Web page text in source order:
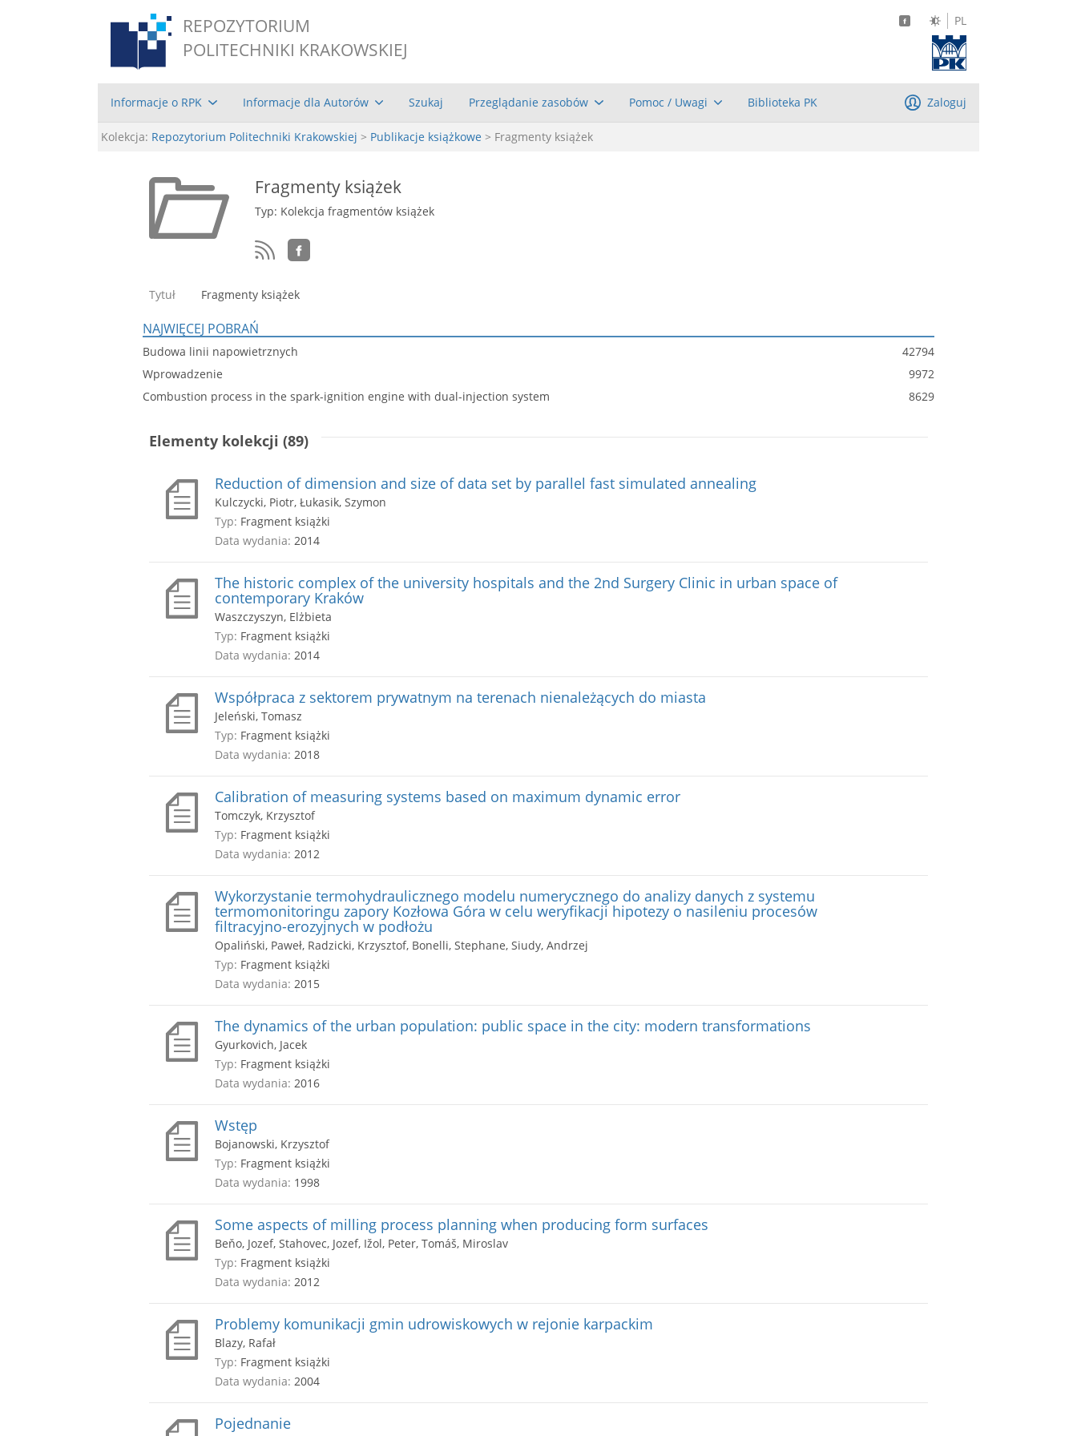
REPOZYTORIUM
POLITECHNIKI KRAKOWSKIEJ
PL
Informacje o RPK Informacje dla Autorów Szukaj Przeglądanie zasobów Pomoc / Uwagi Biblioteka PK Zaloguj
Kolekcja: Repozytorium Politechniki Krakowskiej > Publikacje książkowe > Fragmenty książek
Fragmenty książek
Typ: Kolekcja fragmentów książek
Tytuł Fragmenty książek
NAJWIĘCEJ POBRAŃ
Budowa linii napowietrznych
42794
Wprowadzenie
9972
Combustion process in the spark-ignition engine with dual-injection system
8629
Elementy kolekcji (89)
Reduction of dimension and size of data set by parallel fast simulated annealing
Kulczycki, Piotr, Łukasik, Szymon
Typ: Fragment książki
Data wydania: 2014
The historic complex of the university hospitals and the 2nd Surgery Clinic in urban space of
contemporary Kraków
Waszczyszyn, Elżbieta
Typ: Fragment książki
Data wydania: 2014
Współpraca z sektorem prywatnym na terenach nienależących do miasta
Jeleński, Tomasz
Typ: Fragment książki
Data wydania: 2018
Calibration of measuring systems based on maximum dynamic error
Tomczyk, Krzysztof
Typ: Fragment książki
Data wydania: 2012
Wykorzystanie termohydraulicznego modelu numerycznego do analizy danych z systemu
termomonitoringu zapory Kozłowa Góra w celu weryfikacji hipotezy o nasileniu procesów
filtracyjno-erozyjnych w podłożu
Opaliński, Paweł, Radzicki, Krzysztof, Bonelli, Stephane, Siudy, Andrzej
Typ: Fragment książki
Data wydania: 2015
The dynamics of the urban population: public space in the city: modern transformations
Gyurkovich, Jacek
Typ: Fragment książki
Data wydania: 2016
Wstęp
Bojanowski, Krzysztof
Typ: Fragment książki
Data wydania: 1998
Some aspects of milling process planning when producing form surfaces
Beňo, Jozef, Stahovec, Jozef, Ižol, Peter, Tomáš, Miroslav
Typ: Fragment książki
Data wydania: 2012
Problemy komunikacji gmin udrowiskowych w rejonie karpackim
Blazy, Rafał
Typ: Fragment książki
Data wydania: 2004
Pojednanie